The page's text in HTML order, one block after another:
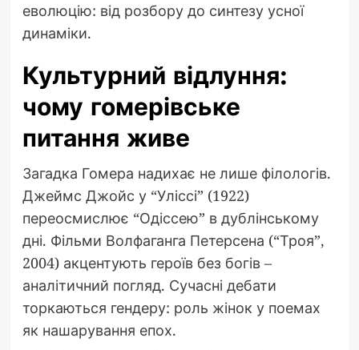
еволюцію: від розбору до синтезу усної
динаміки.
Культурний відлуння:
чому гомерівське
питання живе
Загадка Гомера надихає не лише філологів.
Джеймс Джойс у “Уліссі” (1922)
переосмислює “Одіссею” в дублінському
дні. Фільми Волфаганга Петерсена (“Троя”,
2004) акцентують героїв без богів –
аналітичний погляд. Сучасні дебати
торкаються гендеру: роль жінок у поемах
як нашарування епох.